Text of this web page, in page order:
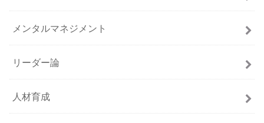
メンタルマネジメント
リーダー論
人材育成